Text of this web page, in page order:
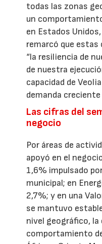
todas las zonas
un
en Estados
remarcó que estas
“la resiliencia de
de nuestra
capacidad de
demanda
Las cifras del
negocio
Por áreas de
apoyó en el
1,6% impulsado
municipal; en
2,7%; y en una
se mantuvo
nivel geográfico,
comportamiento